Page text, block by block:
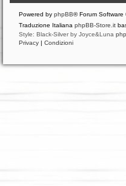
Powered by phpBB® Forum Software
Traduzione Italiana phpBB-Store.it
Style: Black-Silver by Joyce&Luna
Privacy
Condizioni